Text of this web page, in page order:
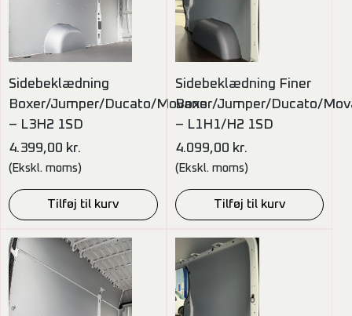
Sidebeklædning
Boxer/Jumper/Ducato/Movano
– L3H2 1SD
4.399,00 kr.
(Ekskl. moms)
Tilføj til kurv
Sidebeklædning Finer
Boxer/Jumper/Ducato/
– L1H1/H2 1SD
4.099,00 kr.
(Ekskl. moms)
Tilføj til kurv